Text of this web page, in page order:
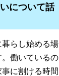
について話
らし始める場
働いているの
に割ける時間